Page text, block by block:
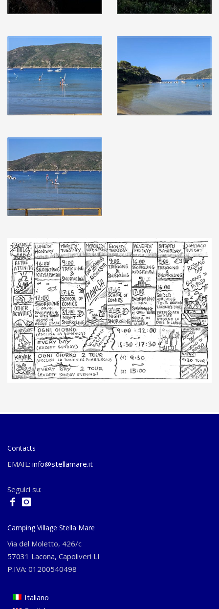
Contacts
EMAIL: info@stellamare.it
Seguici su:
Camping Village Stella Mare
Via del Moletto, 426/c
57031 Lacona, Capoliveri LI
P.IVA: 01200540498
Italiano